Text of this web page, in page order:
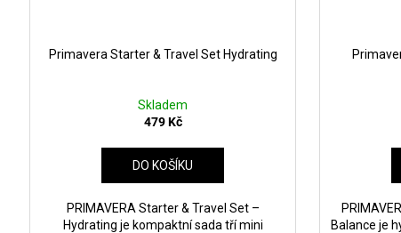
Primavera Starter & Travel Set Hydrating
Skladem
479 Kč
DO KOŠÍKU
PRIMAVERA Starter & Travel Set –
Hydrating je kompaktní sada tří mini
Balance je